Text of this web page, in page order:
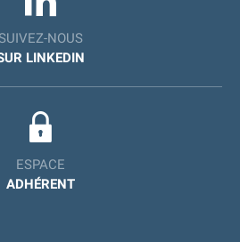
NOUS
LINKEDIN
ESPACE
ADHÉRENT